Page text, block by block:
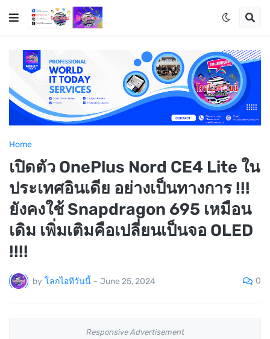
Home
เปิดตัว OnePlus Nord CE4 Lite ใน
ประเทศอินเดีย อย่างเป็นทางการ !!!
ยังคงใช้ Snapdragon 695 เหมือน
เดิม เพิ่มเติมคือเปลี่ยนเป็นจอ OLED
!!!!
by โลกไอทีวันนี้ - June 25, 2024 0
Responsive Advertisement